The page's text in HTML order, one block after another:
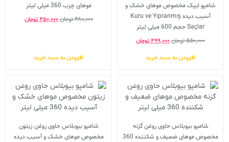
شامپو ایپک مخصوص موهای خشک و
آسیب دیده Kuru ve Yıpranmış
Saçlar حجم 600 میلی لیتر
۵۵۰,۰۰۰تومان۴۹۹,۰۰۰تومان
افزودن به سبد خرید
موهای چرب 360 میلی لیتر
۴۸۰,۰۰۰تومان۴۵۰,۰۰۰ تومان
افزودن به سبد خرید
شامپو بیوبلاس حاوی روغن گزنه
مخصوص موهای ضعیف و شکننده 360
شامپو بیوبلاس حاوی روغن زیتون
مخصوص موهای خشک و آسیب دیده